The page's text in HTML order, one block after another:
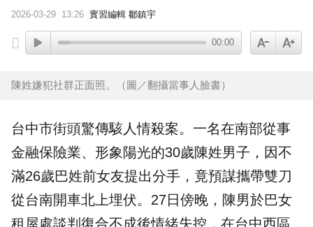
2026-03-29 13:26 實習編輯 鄒鎮宇
00:00
陳姓嫌犯社群正面照。（圖／翻攝當事人臉書）
台中市街頭驚傳駭人情殺案。一名在南部從事
金融保險業、形象 陽光的30歲陳姓男子，因不
滿26歲巴姓前女友提出分手，竟預謀攜帶雙刀
從台南開車北上埋伏。27日傍晚，陳男於巴女
租屋處談判復合不成後情緒失控，在台中西區